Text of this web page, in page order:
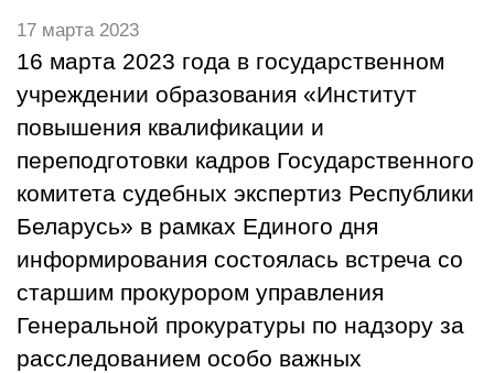
17 марта 2023
16 марта 2023 года в государственном
учреждении образования «Институт
повышения квалификации и
переподготовки кадров Государственного
комитета судебных экспертиз Республики
Беларусь» в рамках Единого дня
информирования состоялась встреча со
старшим прокурором управления
Генеральной прокуратуры по надзору за
расследованием особо важных